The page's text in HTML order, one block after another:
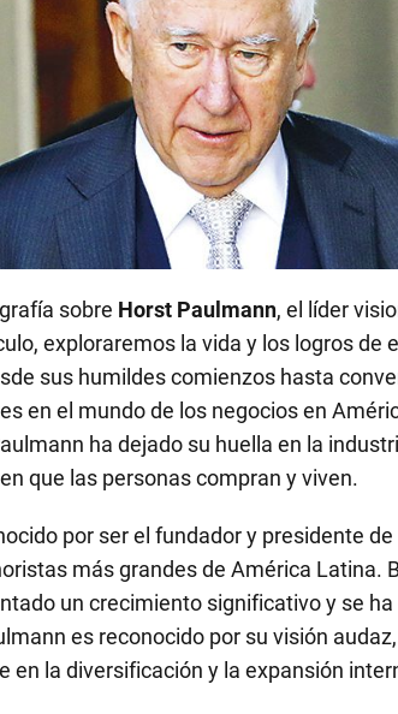
sobre Horst Paulmann, el líder
exploraremos la vida y los logros de
sus humildes comienzos hasta
en el mundo de los negocios en
ha dejado su huella en la
que las personas compran y viven.
por ser el fundador y presidente
más grandes de América Latina.
un crecimiento significativo y se
es reconocido por su visión
en la diversificación y la expansión